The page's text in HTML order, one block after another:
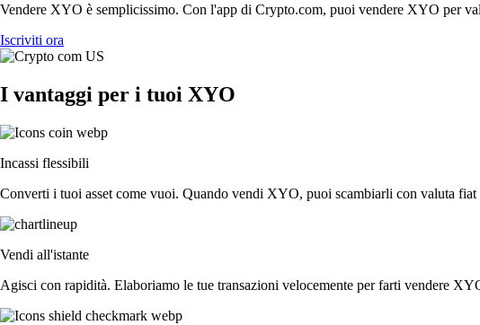
Vendere XYO è semplicissimo. Con l'app di Crypto.com, puoi vendere XYO per
Iscriviti ora
I vantaggi per i tuoi XYO
Incassi flessibili
Converti i tuoi asset come vuoi. Quando vendi XYO, puoi scambiarli con valuta
Vendi all'istante
Agisci con rapidità. Elaboriamo le tue transazioni velocemente per farti vendere